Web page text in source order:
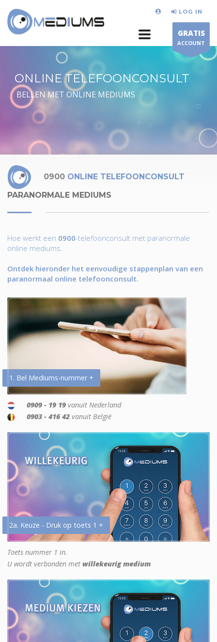
LOG IN
GRATIS
ACCOUNT
ONLINE TELEFOONCONSULT
BELLEN MET ONLINE MEDIUMS
0900 ONLINE TELEFOONCONSULT
PARANORMALE MEDIUMS
Hoe werkt een 0900-telefoonconsult met paranormale
online mediums.
Ontdek hieronder het eenvoudige stappenplan van een
paranormaal online telefoonconsult.
1. Bel Mediums-nummer +
0909 - 19 19 vanuit Nederland
0903 - 416 42 vanuit België
2a. Keuze - Druk op toets 1 +
Toets nummer 1 in.
U wordt verbonden met willekeurig medium